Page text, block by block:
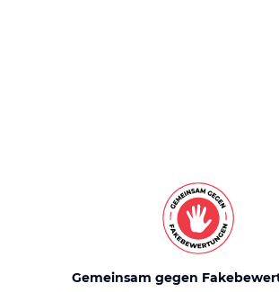
Gemeinsam gegen